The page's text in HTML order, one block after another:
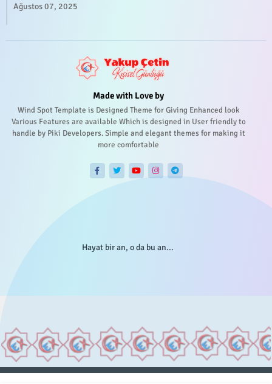
Ağustos 07, 2025
Made with Love by
Wind Spot Template is Designed Theme for Giving Enhanced look
Various Features are available Which is designed in User friendly to
handle by Piki Developers. Simple and elegant themes for making it
more comfortable
Hayat bir an, o da bu an...